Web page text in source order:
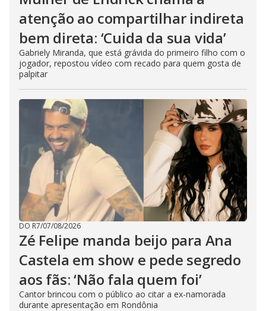
atenção ao compartilhar indireta
bem direta: ‘Cuida da sua vida’
Gabriely Miranda, que está grávida do primeiro filho com o
jogador, repostou vídeo com recado para quem gosta de
palpitar
DO R7/07/08/2026
Zé Felipe manda beijo para Ana
Castela em show e pede segredo
aos fãs: ‘Não fala quem foi’
Cantor brincou com o público ao citar a ex-namorada
durante apresentação em Rondônia